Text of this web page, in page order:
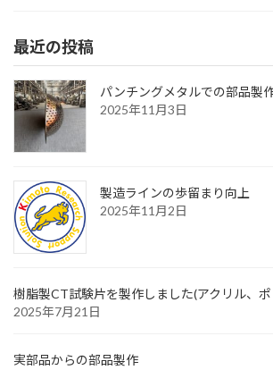
最近の投稿
パンチングメタルでの部品製
2025年11月3日
製造ラインの歩留まり向上
2025年11月2日
樹脂製CT試験片を製作しました(アクリル、
2025年7月21日
実部品からの部品製作